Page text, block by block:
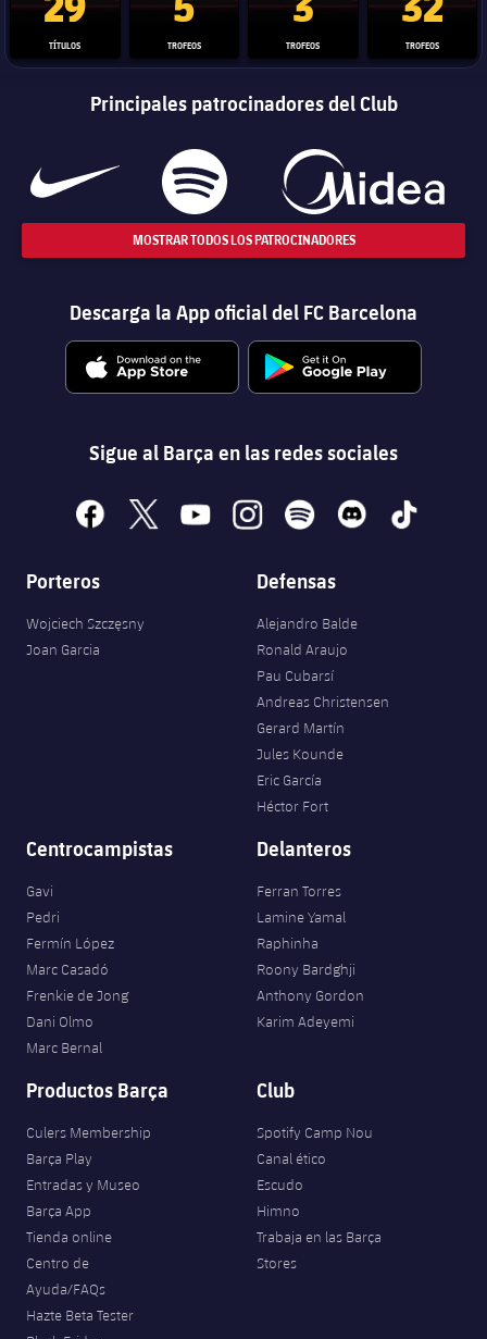
TÍTULOS TROFEOS TROFEOS TROFEOS
Principales patrocinadores del Club
MOSTRAR TODOS LOS PATROCINADORES
Descarga la App oficial del FC Barcelona
Sigue al Barça en las redes sociales
facebook
x youtubeinstagramspotify discord tiktok
Porteros
Wojciech Szczęsny
Joan Garcia
Defensas
Alejandro Balde
Ronald Araujo
Pau Cubarsí
Andreas Christensen
Gerard Martín
Jules Kounde
Eric García
Héctor Fort
Centrocampistas
Gavi
Pedri
Fermín López
Marc Casadó
Frenkie de Jong
Dani Olmo
Marc Bernal
Delanteros
Ferran Torres
Lamine Yamal
Raphinha
Roony Bardghji
Anthony Gordon
Karim Adeyemi
Productos Barça
Culers Membership
Barça Play
Entradas y Museo
Barça App
Tienda online
Centro de
Ayuda/FAQs
Hazte Beta Tester
Club
Spotify Camp Nou
Canal ético
Escudo
Himno
Trabaja en las Barça
Stores